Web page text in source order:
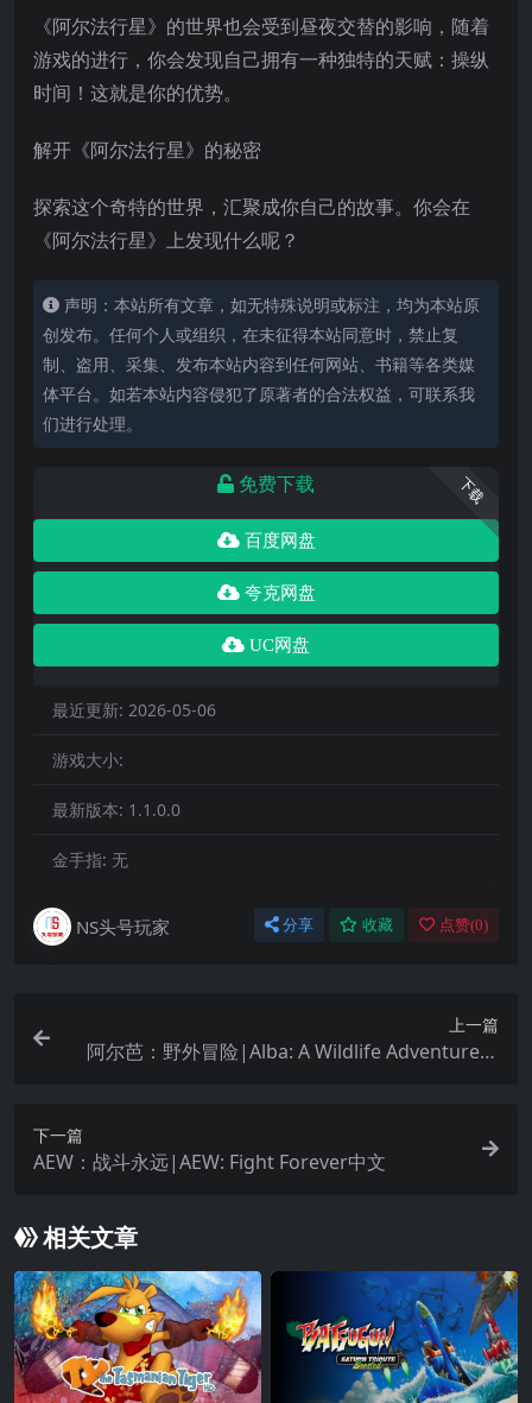
《阿尔法行星》的世界也会受到昼夜交替的影响，随着
游戏的进行，你会发现自己拥有一种独特的天赋：操纵
时间！这就是你的优势。
解开《阿尔法行星》的秘密
探索这个奇特的世界，汇聚成你自己的故事。你会在
《阿尔法行星》上发现什么呢？
声明：本站所有文章，如无特殊说明或标注，均为本站原
创发布。任何个人或组织，在未征得本站同意时，禁止复
制、盗用、采集、发布本站内容到任何网站、书籍等各类媒
体平台。如若本站内容侵犯了原著者的合法权益，可联系我
们进行处理。
下载
免费下载
百度网盘
夸克网盘
UC网盘
最近更新: 2026-05-06
游戏大小:
最新版本: 1.1.0.0
金手指: 无
NS头号玩家 分享 收藏 点赞(0)
上一篇
阿尔芭：野外冒险|Alba: A Wildlife Adventure中
下一篇
AEW：战斗永远|AEW: Fight Forever中文
相关文章